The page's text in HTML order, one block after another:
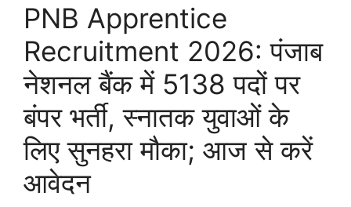
PNB Apprentice
Recruitment 2026: पंजाब
नेशनल बैंक में 5138 पदों पर
बंपर भर्ती, स्नातक युवाओं के
लिए सुनहरा मौका; आज से करें
आवेदन